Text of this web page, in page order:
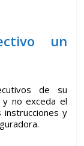
un
de su
no exceda el
instrucciones y